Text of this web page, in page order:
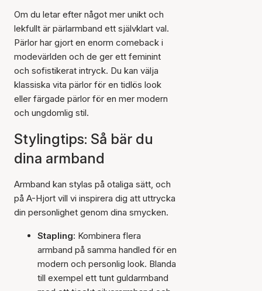
Om du letar efter något mer unikt och
lekfullt är pärlarmband ett självklart val.
Pärlor har gjort en enorm comeback i
modevärlden och de ger ett feminint
och sofistikerat intryck. Du kan välja
klassiska vita pärlor för en tidlös look
eller färgade pärlor för en mer modern
och ungdomlig stil.
Stylingtips: Så bär du
dina armband
Armband kan stylas på otaliga sätt, och
på A-Hjort vill vi inspirera dig att uttrycka
din personlighet genom dina smycken.
Stapling: Kombinera flera
armband på samma handled för en
modern och personlig look. Blanda
till exempel ett tunt guldarmband